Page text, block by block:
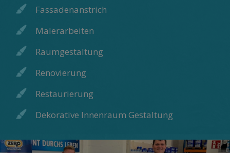
Fassadenanstrich
Malerarbeiten
Raumgestaltung
Renovierung
Restaurierung
Dekorative Innenraum Gestaltung